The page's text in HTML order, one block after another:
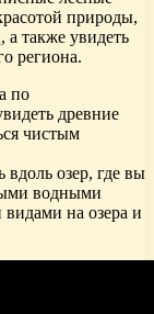
природы,
а также увидеть
региона.
по
древние
чистым
озер, где вы
водными
на озера и